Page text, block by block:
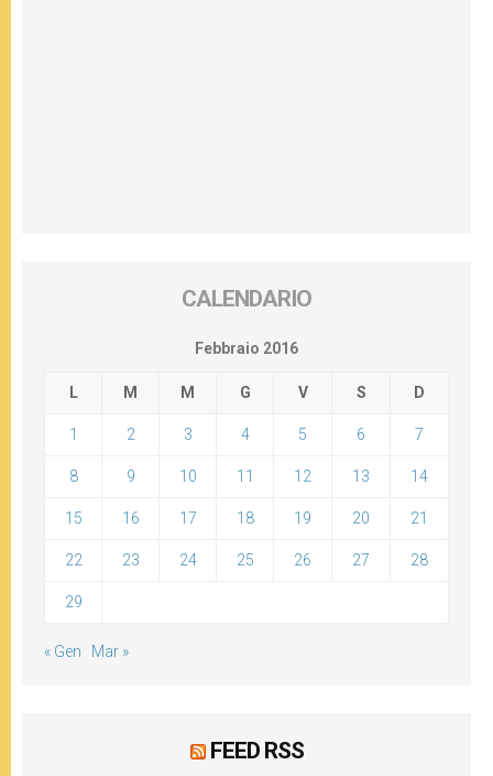
CALENDARIO
Febbraio 2016
L M M G V S D
1 2 3 4 5 6 7
8 9 10 11 12 13 14
15 16 17 18 19 20 21
22 23 24 25 26 27 28
29
« Gen Mar »
FEED RSS